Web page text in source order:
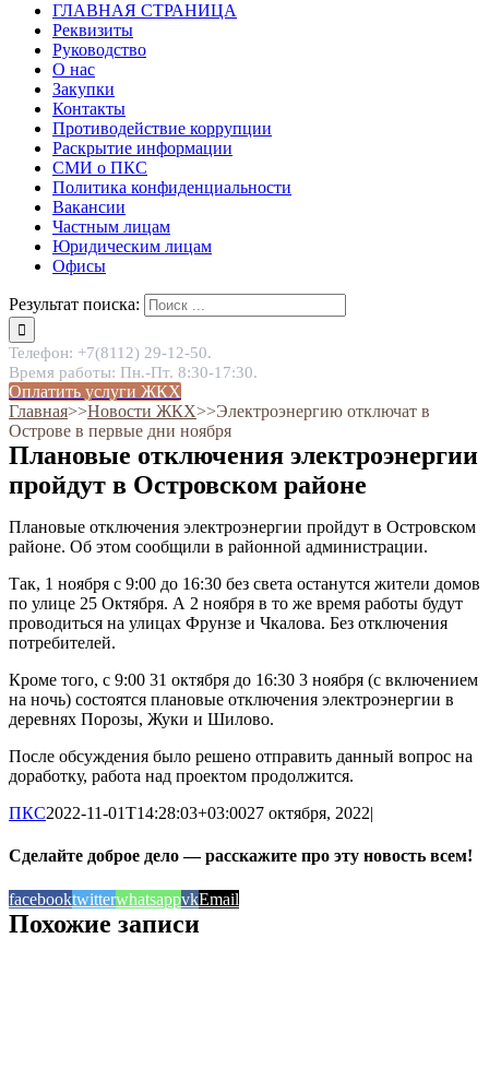
ГЛАВНАЯ СТРАНИЦА
Реквизиты
Руководство
О нас
Закупки
Контакты
Противодействие коррупции
Раскрытие информации
СМИ о ПКС
Политика конфиденциальности
Вакансии
Частным лицам
Юридическим лицам
Офисы
Результат поиска:
Телефон: +7(8112) 29-12-50.
Время работы: Пн.-Пт. 8:30-17:30.
Оплатить услуги ЖКХ
Главная˃˃Новости ЖКХ˃˃Электроэнергию отключат в
Острове в первые дни ноября
Плановые отключения электроэнергии
пройдут в Островском районе
Плановые отключения электроэнергии пройдут в Островском
районе. Об этом сообщили в районной администрации.
Так, 1 ноября с 9:00 до 16:30 без света останутся жители домов
по улице 25 Октября. А 2 ноября в то же время работы будут
проводиться на улицах Фрунзе и Чкалова. Без отключения
потребителей.
Кроме того, с 9:00 31 октября до 16:30 3 ноября (с включением
на ночь) состоятся плановые отключения электроэнергии в
деревнях Порозы, Жуки и Шилово.
После обсуждения было решено отправить данный вопрос на
доработку, работа над проектом продолжится.
ПКС2022-11-01T14:28:03+03:0027 октября, 2022|
Сделайте доброе дело — расскажите про эту новость всем!
facebooktwitterwhatsappvkEmail
Похожие записи